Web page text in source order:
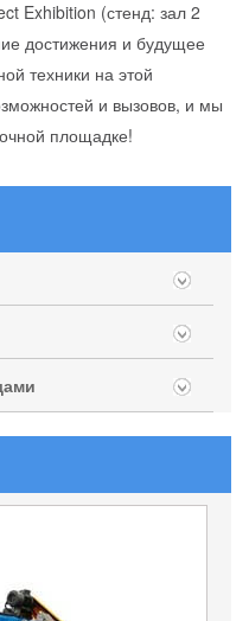
Exhibition (стенд: зал 2
достижения и будущее
техники на этой
и вызовов, и мы
площадке!